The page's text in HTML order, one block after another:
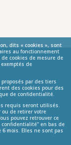
dits « cookies », sont
au fonctionnement
cookies de mesure de
de
par des tiers
des cookies pour des
de confidentialité.
requis seront utilisés.
ou de retirer votre
pouvez retrouver ce
confidentialité" en bas de
mois. Elles ne sont pas